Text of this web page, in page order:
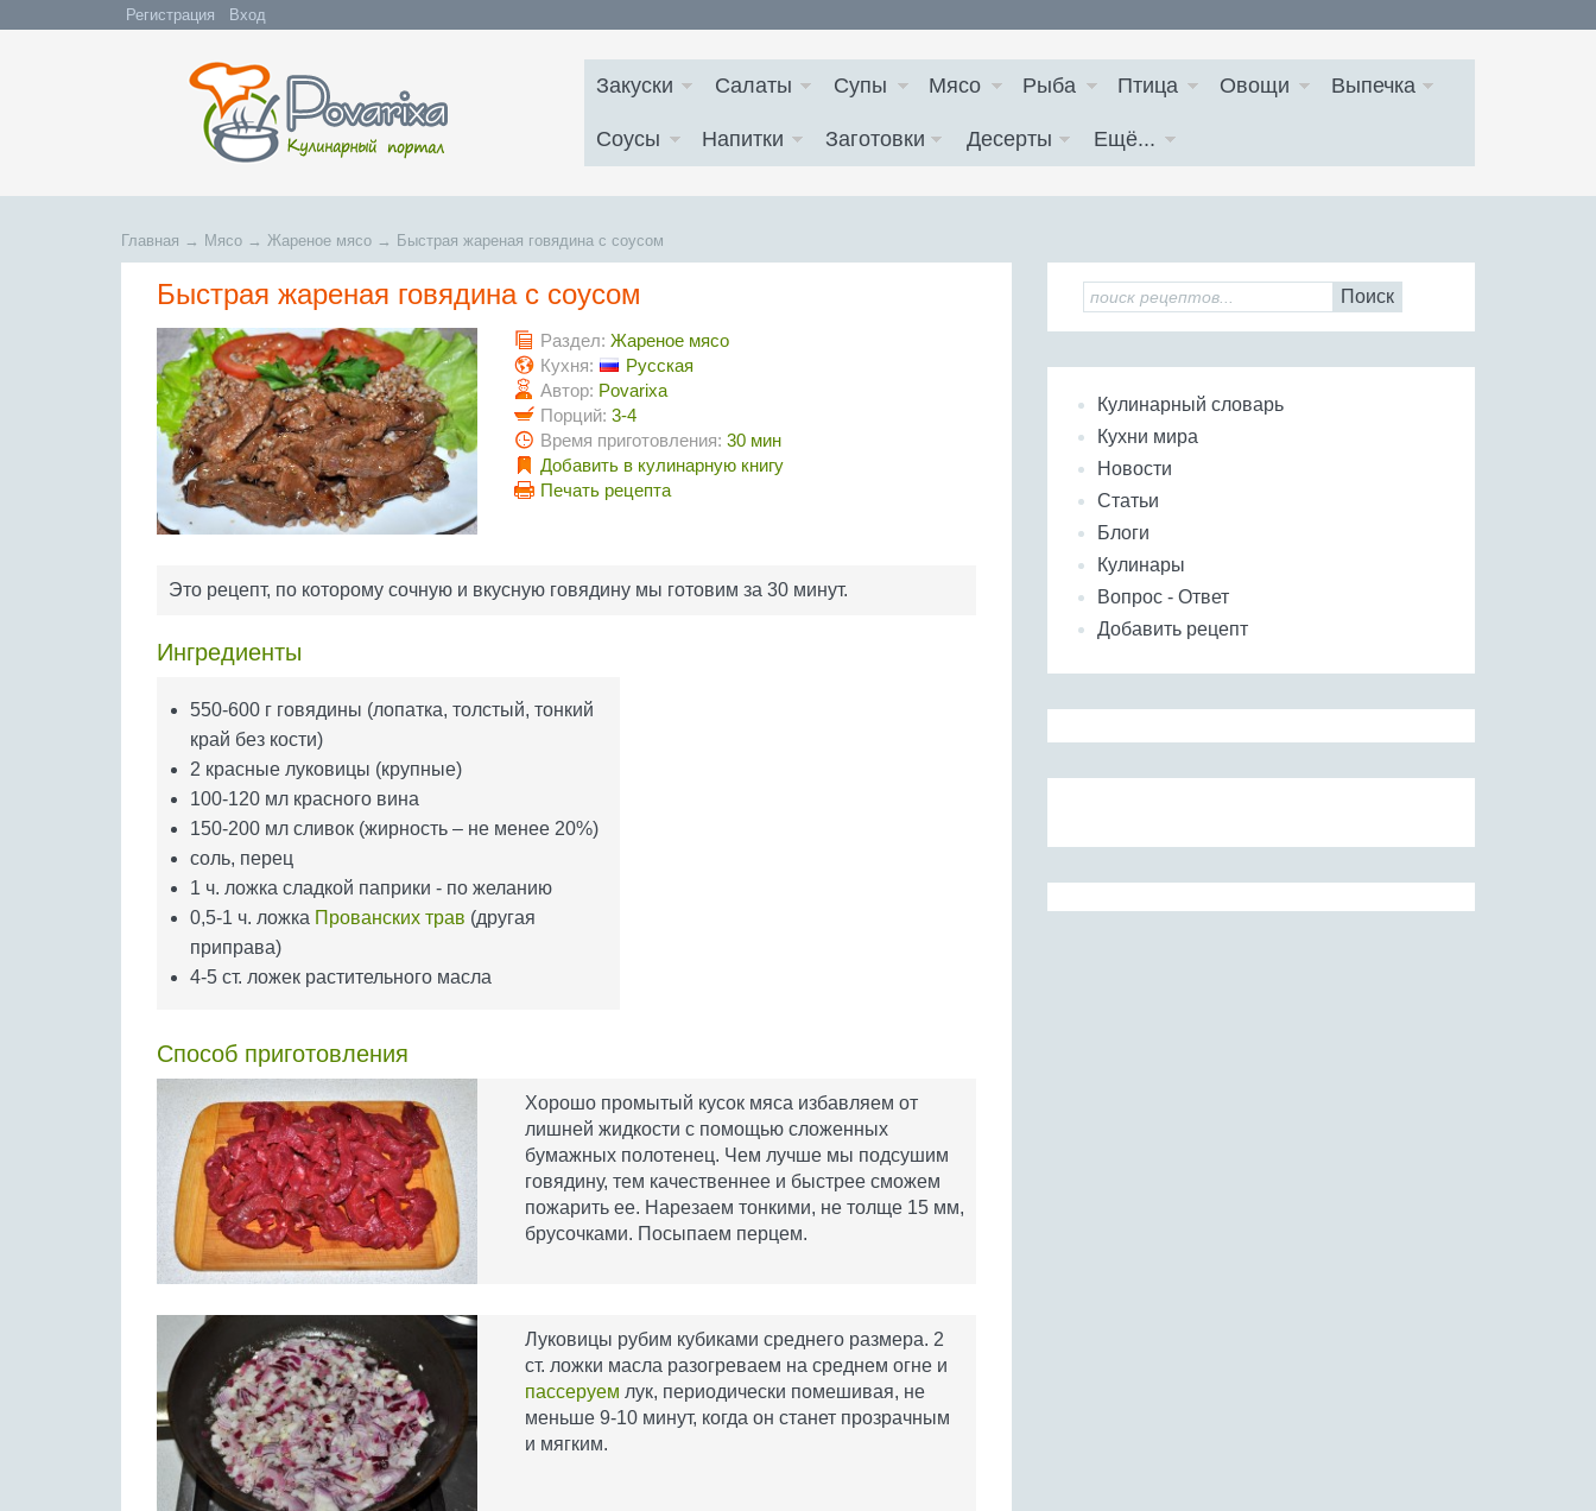
Регистрация Вход
Закуски Салаты Супы Мясо Рыба Птица Овощи Выпечка
Соусы Напитки Заготовки Десерты Ещё...
Главная → Мясо → Жареное мясо → Быстрая жареная говядина с соусом
Быстрая жареная говядина с соусом
Раздел: Жареное мясо
Кухня:
Русская
Автор: Povarixa
Порций: 3-4
Время приготовления: 30 мин
Добавить в кулинарную книгу
Печать рецепта
Это рецепт, по которому сочную и вкусную говядину мы готовим за 30 минут.
Ингредиенты
550-600 г говядины (лопатка, толстый, тонкий
край без кости)
2 красные луковицы (крупные)
100-120 мл красного вина
150-200 мл сливок (жирность – не менее 20%)
соль, перец
1 ч. ложка сладкой паприки - по желанию
0,5-1 ч. ложка Прованских трав (другая
приправа)
4-5 ст. ложек растительного масла
Способ приготовления
Хорошо промытый кусок мяса избавляем от
лишней жидкости с помощью сложенных
бумажных полотенец. Чем лучше мы подсушим
говядину, тем качественнее и быстрее сможем
пожарить ее. Нарезаем тонкими, не толще 15 мм,
брусочками. Посыпаем перцем.
Луковицы рубим кубиками среднего размера. 2
ст. ложки масла разогреваем на среднем огне и
пассеруем лук, периодически помешивая, не
меньше 9-10 минут, когда он станет прозрачным
и мягким.
Поиск
Кулинарный словарь
Кухни мира
Новости
Статьи
Блоги
Кулинары
Вопрос - Ответ
Добавить рецепт